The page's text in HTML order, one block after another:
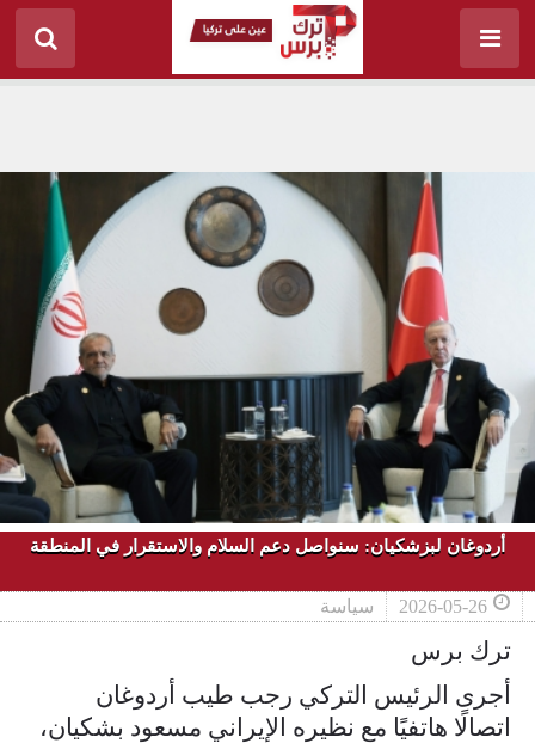
أردوغان لبزشكيان: سنواصل دعم السلام والاستقرار في المنطقة
2026-05-26 سياسة
ترك برس
أجرى الرئيس التركي رجب طيب أردوغان
اتصالًا هاتفيًا مع نظيره الإيراني مسعود بشكيان،